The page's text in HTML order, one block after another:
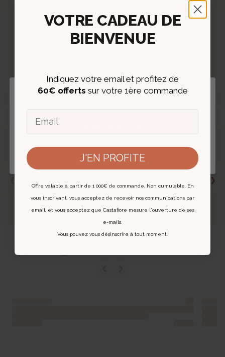
Deux expertes de la Joaillerie
Avec 20 ans chez Cartier pourCharlotte Rey
l’Hôtel Drouot pour Anne Borde , leur expertise inégalée
authentifié de vos rêves, à un prix juste.
En savoir plus
‹ ›
VOTRE CADEAU DE
BIENVENUE
Indiquez votre email et profitez de
60€ offerts sur votre 1ère commande
J'EN PROFITE
Offre valable à partir de 1 000€ de commande. Non cumulable. En
vous inscrivant, vous acceptez de recevoir nos communications par
email, et vous acceptez que Castafiore mesure l'ouverture de ses
e-mails.
Vous pouvez vous désinscrire à tout moment.